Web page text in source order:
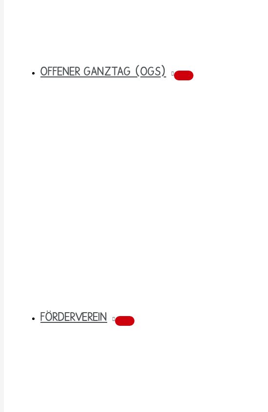
OFFENER GANZTAG (OGS)
FÖRDERVEREIN